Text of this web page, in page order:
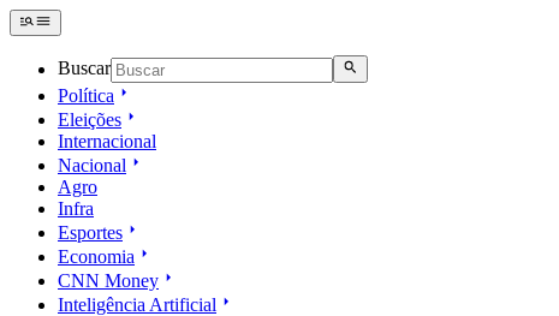
Buscar
Política
Eleições
Internacional
Nacional
Agro
Infra
Esportes
Economia
CNN Money
Inteligência Artificial